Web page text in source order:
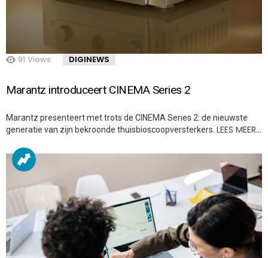
91 Views DIGINEWS
Marantz introduceert CINEMA Series 2
Marantz presenteert met trots de CINEMA Series 2: de nieuwste
generatie van zijn bekroonde thuisbioscoopversterkers. LEES MEER…